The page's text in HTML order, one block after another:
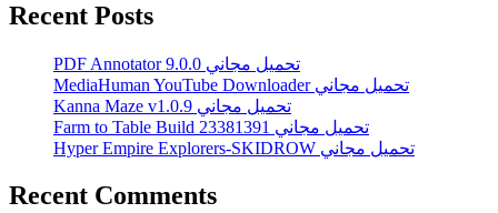
Recent Posts
PDF Annotator 9.0.0 تحميل مجاني
MediaHuman YouTube Downloader تحميل مجاني
Kanna Maze v1.0.9 تحميل مجاني
Farm to Table Build 23381391 تحميل مجاني
Hyper Empire Explorers-SKIDROW تحميل مجاني
Recent Comments